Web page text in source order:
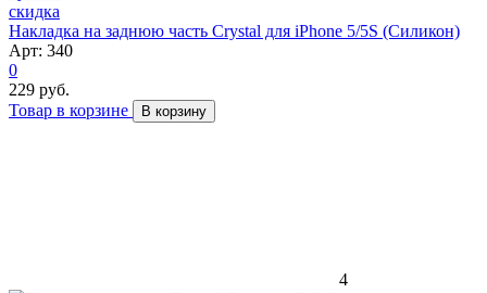
скидка
Накладка на заднюю часть Crystal для iPhone 5/5S (Силикон)
Арт: 340
0
229 руб.
Товар в корзине
В корзину
4